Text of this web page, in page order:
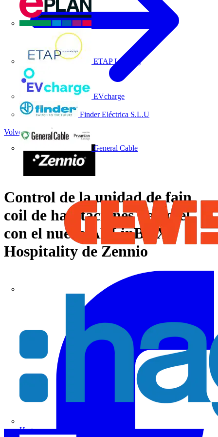
ETAP Lighting
EVcharge
Finder Eléctrica S.L.U
General Cable
Hager
Volver a Noticias
Control de la unidad de fain
coil de habitaciones de hotel
con el nuevo ALLinBOX
Hospitality de Zennio